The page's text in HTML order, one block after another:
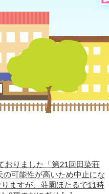
おりました「第21回田染荘
の可能性が高いため中止にな
ますが、荘園ほたるで11時